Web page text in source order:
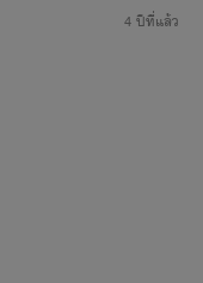
4 ปีที่แล้ว